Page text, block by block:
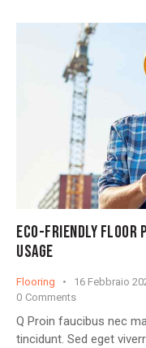
ECO-FRIENDLY FLOOR
USAGE
Flooring 16 Febbraio
0 Comments
Q Proin faucibus nec
tincidunt. Sed eget